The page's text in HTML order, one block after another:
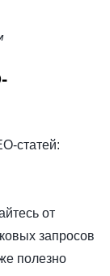
статей:
от
запросов
полезно